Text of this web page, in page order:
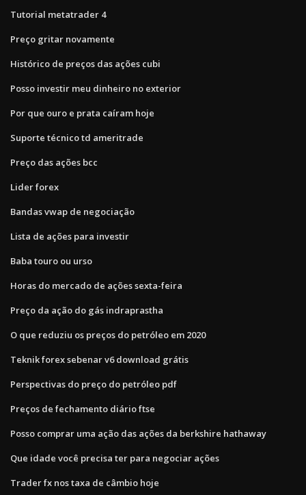
Tutorial metatrader 4
Preço gritar novamente
Histórico de preços das ações cubi
Posso investir meu dinheiro no exterior
Por que ouro e prata caíram hoje
Suporte técnico td ameritrade
Preço das ações bcc
Lider forex
Bandas vwap de negociação
Lista de ações para investir
Baba touro ou urso
Horas do mercado de ações sexta-feira
Preço da ação do gás indraprastha
O que reduziu os preços do petróleo em 2020
Teknik forex sebenar v6 download grátis
Perspectivas do preço do petróleo pdf
Preços de fechamento diário ftse
Posso comprar uma ação das ações da berkshire hathaway
Que idade você precisa ter para negociar ações
Trader fx nos taxa de câmbio hoje